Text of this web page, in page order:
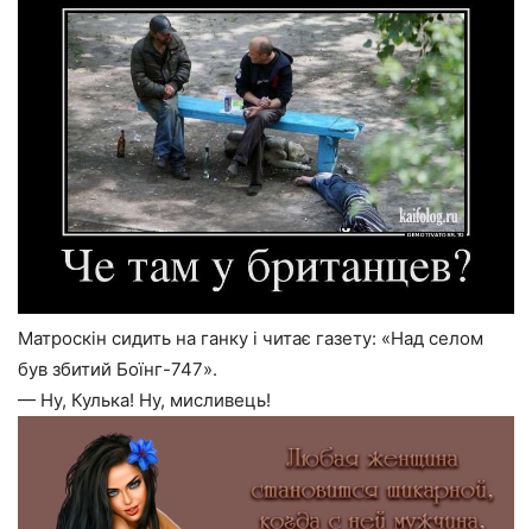
Матроскін сидить на ганку і читає газету: «Над селом
був збитий Боїнг-747».
— Ну, Кулька! Ну, мисливець!